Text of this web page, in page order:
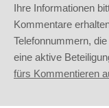
Ihre Informationen
Kommentare
Telefonnummern,
eine aktive
fürs Kommentieren